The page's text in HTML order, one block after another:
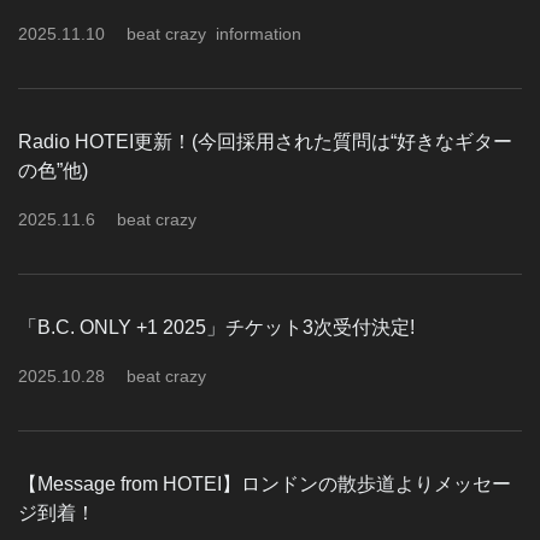
2025 11 10 beat crazy information
Radio HOTEI更新！(今回採用された質問は“好きなギター
の色”他)
2025 11 6 beat crazy
「B.C. ONLY +1 2025」チケット3次受付決定!
2025 10 28 beat crazy
【Message from HOTEI】ロンドンの散歩道よりメッセー
ジ到着！